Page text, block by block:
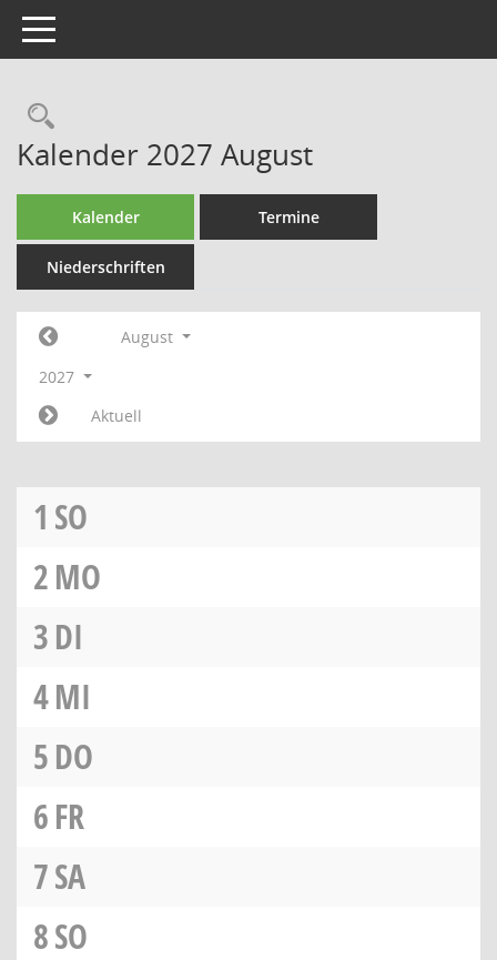
Toggle navigation
Rechercheauswahl
Kalender 2027 August
Kalender Termine
Niederschriften
August
2027
Aktuell
1 SO
2MO
3DI
4MI
5DO
6FR
7SA
8SO